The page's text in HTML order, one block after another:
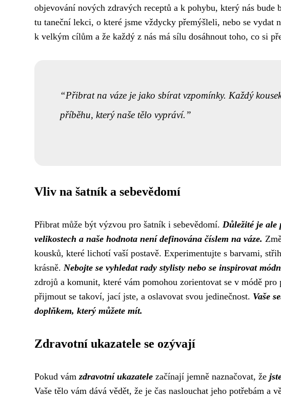
objevování nových zdravých receptů a k pohybu, který nás
tu taneční lekci, o které jsme vždycky přemýšleli, nebo se vydat
k velkým cílům a že každý z nás má sílu dosáhnout toho, co si
Přibrat na váze je jako sbírat vzpomínky. Každý
příběhu, který naše tělo vypráví.
Vliv na šatník a sebevědomí
Přibrat může být výzvou pro šatník i sebevědomí. Důležité je ale
velikostech a naše hodnota není definována číslem na váze.
kousků, které lichotí vaší postavě. Experimentujte s barvami,
krásně. Nebojte se vyhledat rady stylisty nebo se inspirovat
zdrojů a komunit, které vám pomohou zorientovat se v módě
přijmout se takoví, jací jste, a oslavovat svou jedinečnost. Vaše
doplňkem, který můžete mít.
Zdravotní ukazatele se ozývají
Pokud vámzdravotní ukazatele začínají jemně naznačovat, že
Vaše tělo vám dává vědět, že je čas naslouchat jeho potřebám a